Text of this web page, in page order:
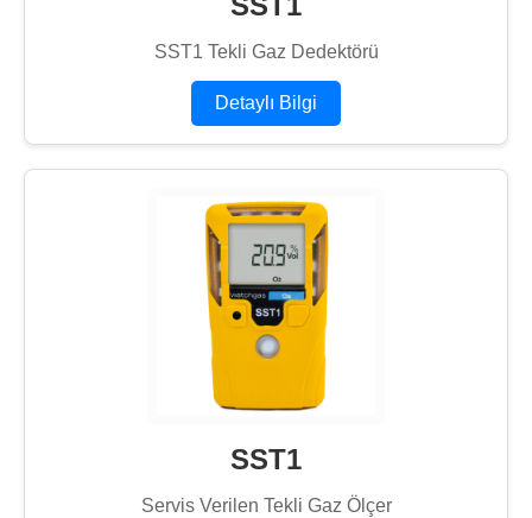
SST1 Tekli Gaz Dedektörü
Detaylı Bilgi
SST1
Servis Verilen Tekli Gaz Ölçer